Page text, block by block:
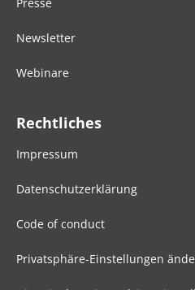
Newsletter
Webinare
Rechtliches
Impressum
Datenschutzerklärung
Code of conduct
Privatsphäre-Einstellungen